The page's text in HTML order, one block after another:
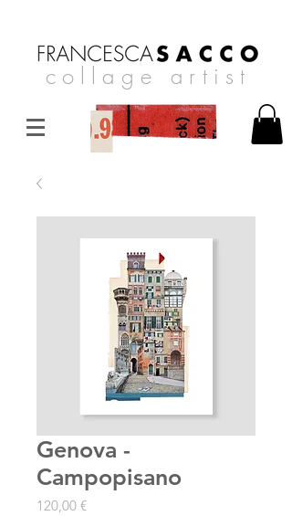
collage artist
Genova -
Campopisano
120,00 €Prezzo